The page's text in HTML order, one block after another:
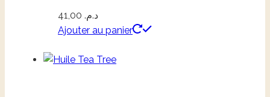
د.م.
Ajouter au panier